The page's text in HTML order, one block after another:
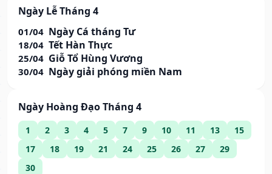
Ngày Lễ Tháng 4
01/04 Ngày Cá tháng Tư
18/04 Tết Hàn Thực
25/04 Giỗ Tổ Hùng Vương
30/04 Ngày giải phóng miền Nam
Ngày Hoàng Đạo Tháng 4
1 2 3 4 5 7 9 10 11 13
15
17
18 19 21 24 25 26 27
29
30